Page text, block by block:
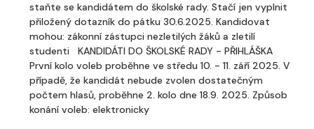
staňte se kandidátem do školské rady. Stačí jen vyplnit
přiložený dotazník do pátku 30.6.2025. Kandidovat
mohou: zákonní zástupci nezletilých žáků a zletilí
studenti KANDIDÁTI DO ŠKOLSKÉ RADY - PŘIHLÁŠKA
První kolo voleb proběhne ve středu 10. - 11. září 2025. V
případě, že kandidát nebude zvolen dostatečným
počtem hlasů, proběhne 2. kolo dne 18.9. 2025. Způsob
konání voleb: elektronicky